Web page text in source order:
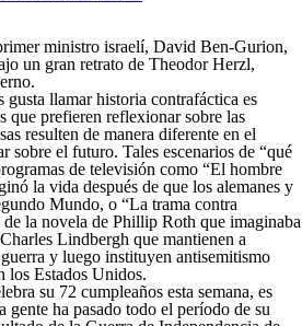
ministro israelí, David Ben-Gurion,
un gran retrato de Theodor Herzl,
gusta llamar historia contrafáctica es
que prefieren reflexionar sobre las
resulten de manera diferente en el
sobre el futuro. Tales escenarios de “qué
de televisión como “El hombre
la vida después de que los alemanes y
Mundo, o “La trama contra
la novela de Phillip Roth que imaginaba
Lindbergh que mantienen a
y luego instituyen antisemitismo
los Estados Unidos.
su 72 cumpleaños esta semana, es
gente ha pasado todo el período de su